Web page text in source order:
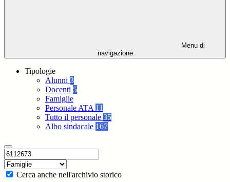
Menu di
navigazione
Tipologie
Alunni 3
Docenti 5
Famiglie
Personale ATA 11
Tutto il personale 35
Albo sindacale 167
Cerca anche nell'archivio storico